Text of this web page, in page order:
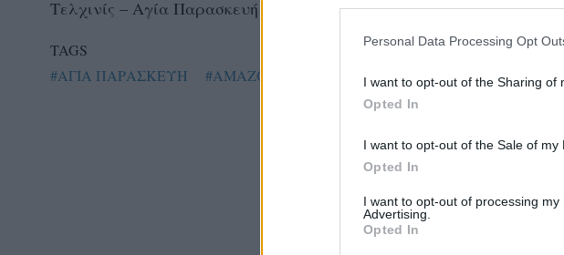
Personal Data Processing Opt
I want to opt-out of the Sharing of
Opted In
I want to opt-out of the Sale of my
Opted In
I want to opt-out of processing
Advertising.
Opted In
Τελχινίς – Αγία Παρασκευή 1-3
TAGS
#ΑΓΙΑ ΠΑΡΑΣΚΕΥΗ
#ΑΜΑΖΟΝΕΣ #ΑΣΠ ΙΩΝΕΣ #ΗΡΑΚΛΗΣ ΚΗΦΙΣΙΑΣ